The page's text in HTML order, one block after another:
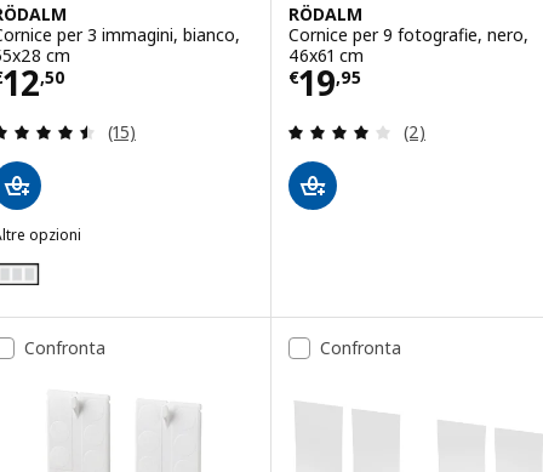
per 3 immagini, bianco,
cm
12,50 € 12,50
Recensione: 4.5 fuori da 5 stelle. Totale
(15)
opzioni
RÖDALM, Cornice per 3 immagini, nero, 55x28 cm
RÖDALM
Cornice per 9 fotografie, nero,
46x61 cm
€19,95
Prezzo € 19,95
Recensione: 4
(2)
Confronta Confronta